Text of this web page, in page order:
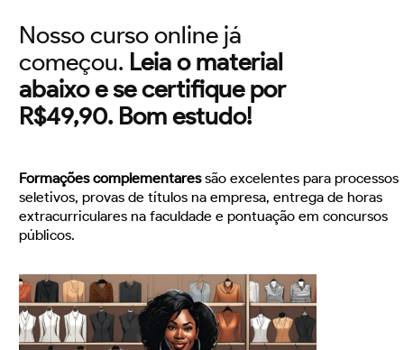
Nosso curso online já
começou. Leia o material
abaixo e se certifique por
R$49,90. Bom estudo!
Formações complementaressão excelentes para processos
seletivos, provas de títulos na empresa, entrega de horas
extracurriculares na faculdade e pontuação em concursos
públicos.